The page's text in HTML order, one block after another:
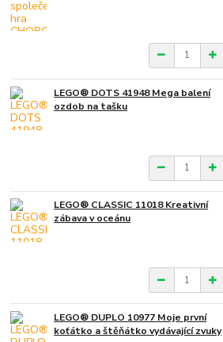
LEGO® DOTS 41948 Mega balení
ozdob na tašku
LEGO® CLASSIC 11018 Kreativní
zábava v oceánu
LEGO® DUPLO 10977 Moje první
koťátko a štěňátko vydávající zvuky